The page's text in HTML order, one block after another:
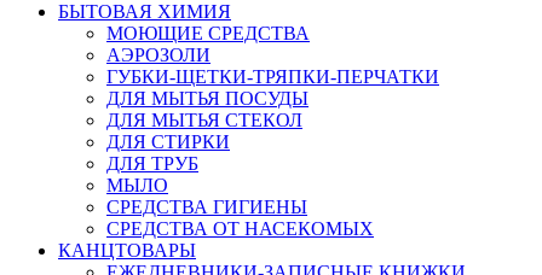
БЫТОВАЯ ХИМИЯ
МОЮЩИЕ СРЕДСТВА
АЭРОЗОЛИ
ГУБКИ-ЩЕТКИ-ТРЯПКИ-ПЕРЧАТКИ
ДЛЯ МЫТЬЯ ПОСУДЫ
ДЛЯ МЫТЬЯ СТЕКОЛ
ДЛЯ СТИРКИ
ДЛЯ ТРУБ
МЫЛО
СРЕДСТВА ГИГИЕНЫ
СРЕДСТВА ОТ НАСЕКОМЫХ
КАНЦТОВАРЫ